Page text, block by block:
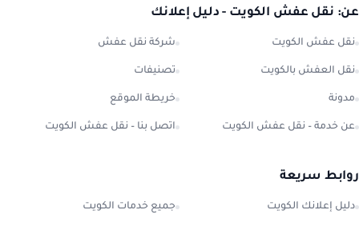
عن: نقل عفش الكويت - دليل إعلانك
نقل عفش الكويت شركة نقل عفش
نقل العفش بالكويت تصنيفات
مدونة خريطة الموقع
عن خدمة – نقل عفش الكويت اتصل بنا – نقل عفش الكويت
روابط سريعة
دليل إعلانك الكويت جميع خدمات الكويت